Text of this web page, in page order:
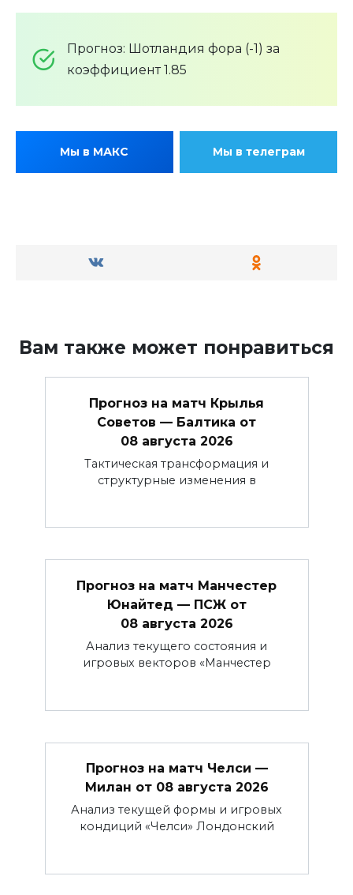
Прогноз: Шотландия фора (-1) за
коэффициент 1.85
Мы в МАКС Мы в телеграм
Вам также может понравиться
Прогноз на матч Крылья
Советов — Балтика от
08 августа 2026
Тактическая трансформация и
структурные изменения в
Прогноз на матч Манчестер
Юнайтед — ПСЖ от
08 августа 2026
Анализ текущего состояния и
игровых векторов «Манчестер
Прогноз на матч Челси —
Милан от 08 августа 2026
Анализ текущей формы и игровых
кондиций «Челси» Лондонский